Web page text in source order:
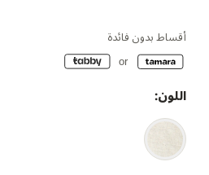
أقساط بدون فائدة
اللون: